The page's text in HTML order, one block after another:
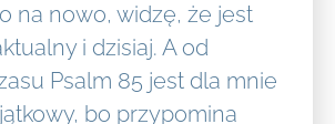
na nowo, widzę, że jest
i dzisiaj. A od
Psalm 85 jest dla mnie
bo przypomina